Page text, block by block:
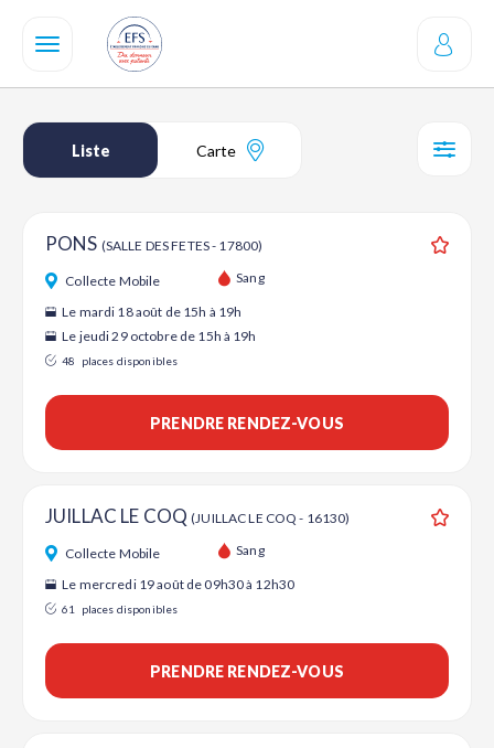
contenu
Liste Carte
PONS (SALLE DES FETES - 17800)
Collecte Mobile Sang
Le mardi 18 août de 15h à 19h
Le jeudi 29 octobre de 15h à 19h
48 places disponibles
PRENDRE RENDEZ-VOUS
JUILLAC LE COQ(JUILLAC LE COQ - 16130)
Collecte Mobile Sang
Le mercredi 19 août de 09h30 à 12h30
61 places disponibles
PRENDRE RENDEZ-VOUS